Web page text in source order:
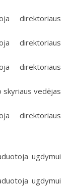
direktoriaus
direktoriaus
direktoriaus
vedėjas
direktoriaus
ugdymui
ugdymui